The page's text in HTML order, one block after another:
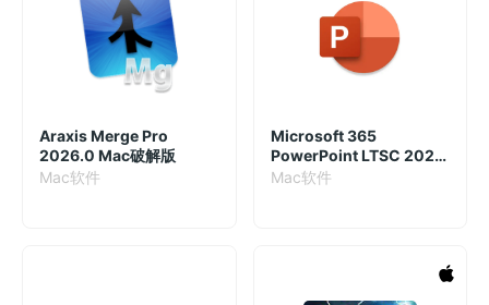
Araxis Merge Pro
2026.0 Mac破解版
Mac软件
Microsoft 365
PowerPoint LTSC 2021
16.87.24071426 破解版
Mac软件